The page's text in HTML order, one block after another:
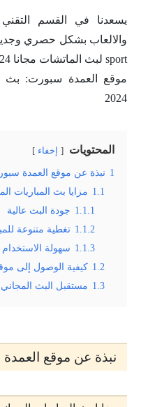
يسعدنا في القسم
sport لبث الماتشات مجانا 2024 بجودة عالية
موقع العمدة سبورت: بث
2024
المحتويات إخفاء
1 نبذة عن موقع العمدة
1.1 مزايا بث المباريات
1.1.1 جودة البث عالية
1.1.2 تغطية متنوعة
1.1.3 سهولة الاستخدام
1.2 كيفية الوصول إلى
1.3 مستقبل البث المجاني
نبذة عن موقع